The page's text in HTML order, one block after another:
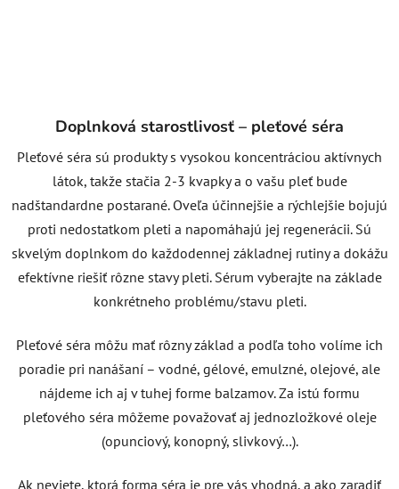
Doplnková starostlivosť – pleťové séra
Pleťové séra sú produkty s vysokou koncentráciou aktívnych
látok, takže stačia 2-3 kvapky a o vašu pleť bude
nadštandardne postarané. Oveľa účinnejšie a rýchlejšie bojujú
proti nedostatkom pleti a napomáhajú jej regenerácii. Sú
skvelým doplnkom do každodennej základnej rutiny a dokážu
efektívne riešiť rôzne stavy pleti. Sérum vyberajte na základe
konkrétneho problému/stavu pleti.
Pleťové séra môžu mať rôzny základ a podľa toho volíme ich
poradie pri nanášaní – vodné, gélové, emulzné, olejové, ale
nájdeme ich aj v tuhej forme balzamov. Za istú formu
pleťového séra môžeme považovať aj jednozložkové oleje
(opunciový, konopný, slivkový…).
Ak neviete, ktorá forma séra je pre vás vhodná, a ako zaradiť